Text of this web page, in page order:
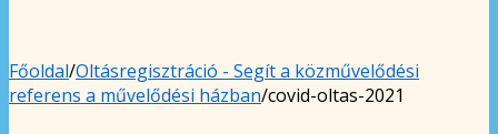
Főoldal/Oltásregisztráció - Segít a közművelődési
referens a művelődési házban/covid-oltas-2021